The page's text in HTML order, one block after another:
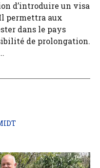
d’introduire un visa
permettra aux
dans le pays
de prolongation.